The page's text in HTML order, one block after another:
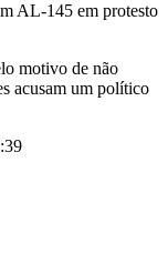
AL-145 em protesto
motivo de não
acusam um político